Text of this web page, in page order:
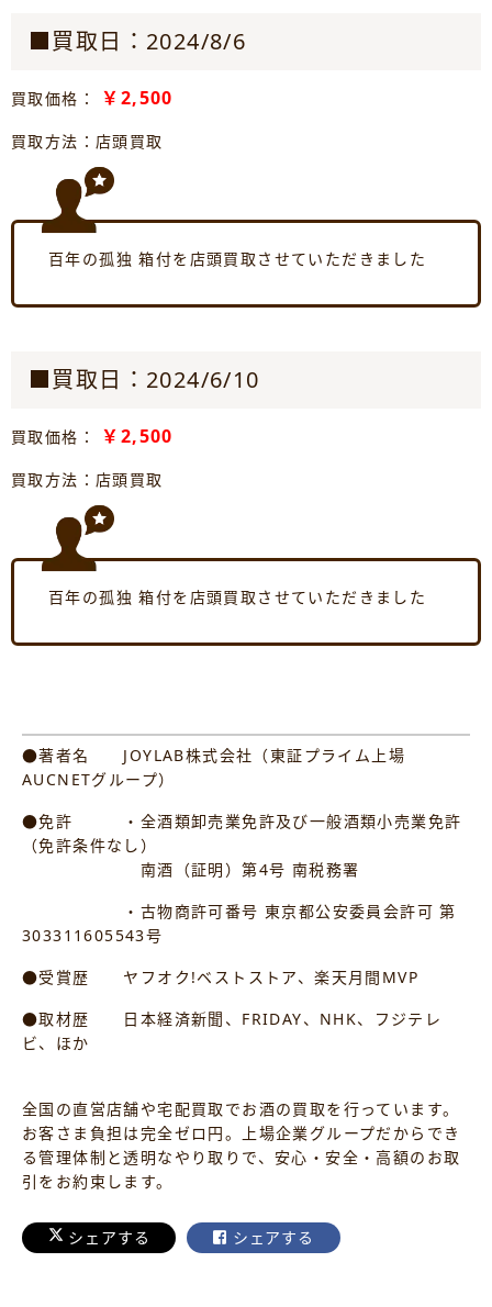
■買取日：2024/8/6
買取価格： ￥2,500
買取方法：店頭買取
百年の孤独 箱付を店頭買取させていただきました
■買取日：2024/6/10
買取価格： ￥2,500
買取方法：店頭買取
百年の孤独 箱付を店頭買取させていただきました
●著者名 JOYLAB株式会社（東証プライム上場
AUCNETグループ）
●免許 ・全酒類卸売業免許及び一般酒類小売業免許
（免許条件なし）
南酒（証明）第4号 南税務署
・古物商許可番号 東京都公安委員会許可 第
303311605543号
●受賞歴 ヤフオク!ベストストア、楽天月間MVP
●取材歴 日本経済新聞、FRIDAY、NHK、フジテレ
ビ、ほか
全国の直営店舗や宅配買取でお酒の買取を行っています。
お客さま負担は完全ゼロ円。上場企業グループだからでき
る管理体制と透明なやり取りで、安心・安全・高額のお取
引をお約束します。
シェアする シェアする